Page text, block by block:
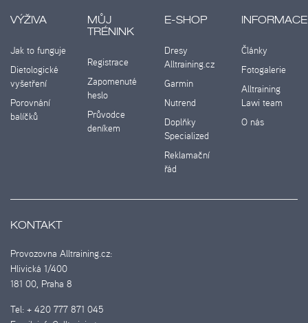
VÝŽIVA
Jak to funguje
Dietologické
vyšetření
Porovnání
balíčků
MŮJ
TRÉNINK
Registrace
Zapomenuté
heslo
Průvodce
deníkem
E-SHOP
Dresy
Alltraining.cz
Garmin
Nutrend
Doplňky
Specialized
Reklamační
řád
INFORMACE
Články
Fotogalerie
Alltraining
Lawi team
O nás
KONTAKT
Provozovna Alltraining.cz:
Hlivická 1/400
181 00, Praha 8
Tel: + 420 777 871 045